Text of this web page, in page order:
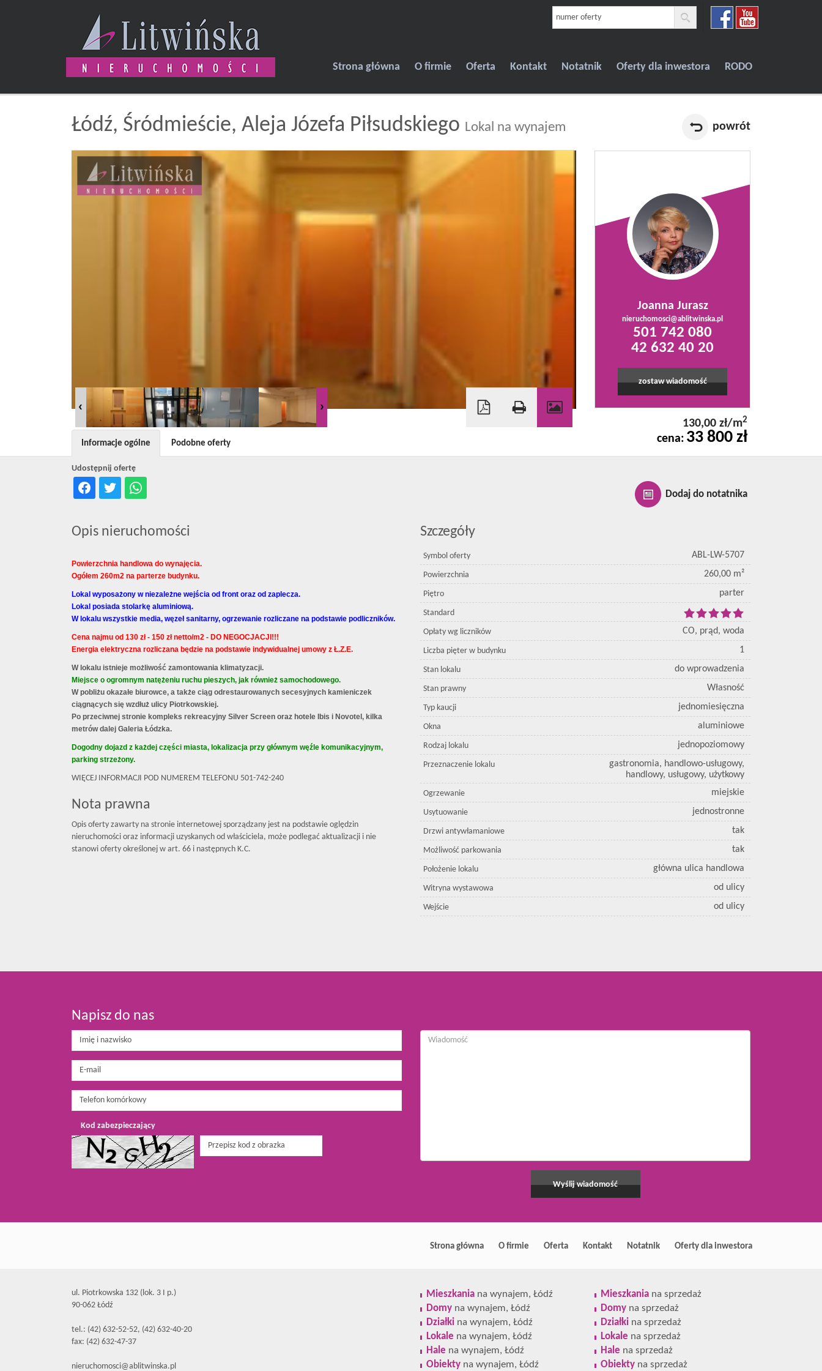
Strona główna O firmie Oferta Kontakt Notatnik Oferty dla inwestora RODO
Łódź, Śródmieście, Aleja Józefa Piłsudskiego Lokal na wynajem powrót
Joanna Jurasz
nieruchomosci@ablitwinska.pl
501 742 080
42 632 40 20
zostaw wiadomość
130,00 zł/m2
cena: 33 800 zł
Dodaj do notatnika
Udostępnij ofertę
Informacje ogólne Podobne oferty
Opis nieruchomości
Powierzchnia handlowa do wynajęcia.
Ogółem 260m2 na parterze budynku.
Lokal wyposażony w niezależne wejścia od front oraz od zaplecza.
Lokal posiada stolarkę aluminiową.
W lokalu wszystkie media, węzeł sanitarny, ogrzewanie rozliczane na podstawie podliczników.
Cena najmu od 130 zł - 150 zł netto/m2 - DO NEGOCJACJI!!!
Energia elektryczna rozliczana będzie na podstawie indywidualnej umowy z Ł.Z.E.
W lokalu istnieje możliwość zamontowania klimatyzacji.
Miejsce o ogromnym natężeniu ruchu pieszych, jak również samochodowego.
W pobliżu okazałe biurowce, a także ciąg odrestaurowanych secesyjnych kamieniczek
ciągnących się wzdłuż ulicy Piotrkowskiej.
Po przeciwnej stronie kompleks rekreacyjny Silver Screen oraz hotele Ibis i Novotel, kilka
metrów dalej Galeria Łódzka.
Dogodny dojazd z każdej części miasta, lokalizacja przy głównym węźle komunikacyjnym,
parking strzeżony.
WIĘCEJ INFORMACJI POD NUMEREM TELEFONU 501-742-240
Nota prawna
Opis oferty zawarty na stronie internetowej sporządzany jest na podstawie oględzin
nieruchomości oraz informacji uzyskanych od właściciela, może podlegać aktualizacji i nie
stanowi oferty określonej w art. 66 i następnych K.C.
Szczegóły
Symbol oferty ABL-LW-5707
Powierzchnia 260,00 m²
Piętro parter
Standard
Opłaty wg liczników CO, prąd, woda
Liczba pięter w budynku 1
Stan lokalu do wprowadzenia
Stan prawny Własność
Typ kaucji jednomiesięczna
Okna aluminiowe
Rodzaj lokalu jednopoziomowy
Przeznaczenie lokalu
gastronomia, handlowo-usługowy,
handlowy, usługowy, użytkowy
Ogrzewanie miejskie
Usytuowanie jednostronne
Drzwi antywłamaniowe tak
Możliwość parkowania tak
Położenie lokalu główna ulica handlowa
Witryna wystawowa od ulicy
Wejście od ulicy
Napisz do nas
Kod zabezpieczający
Strona główna O firmie Oferta Kontakt Notatnik Oferty dla inwestora
ul. Piotrkowska 132 (lok. 3 I p.)
90-062 Łódź
tel.: (42) 632-52-52, (42) 632-40-20
fax: (42) 632-47-37
nieruchomosci@ablitwinska.pl
Mieszkania na wynajem, Łódź
Domy na wynajem, Łódź
Działki na wynajem, Łódź
Lokale na wynajem, Łódź
Hale na wynajem, Łódź
Obiekty na wynajem, Łódź
Mieszkania na sprzedaż
Domy na sprzedaż
Działki na sprzedaż
Lokale na sprzedaż
Hale na sprzedaż
Obiekty na sprzedaż